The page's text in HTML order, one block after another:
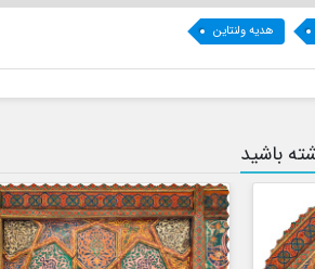
هدیه ولنتاین
باشید